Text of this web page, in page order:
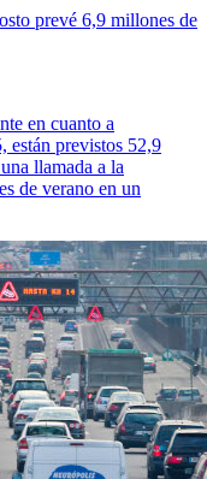
prevé 6,9 millones de
en cuanto a
están previstos 52,9
llamada a la
de verano en un